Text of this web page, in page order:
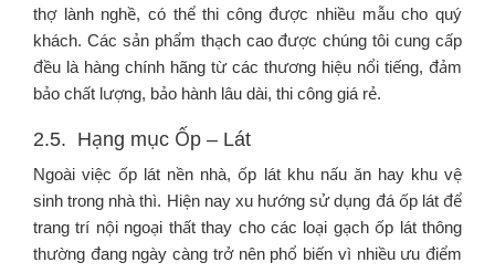
thợ lành nghề, có thể thi công được nhiều mẫu cho quý
khách. Các sản phẩm thạch cao được chúng tôi cung cấp
đều là hàng chính hãng từ các thương hiệu nổi tiếng, đảm
bảo chất lượng, bảo hành lâu dài, thi công giá rẻ.
2.5. Hạng mục Ốp – Lát
Ngoài việc ốp lát nền nhà, ốp lát khu nấu ăn hay khu vệ
sinh trong nhà thì. Hiện nay xu hướng sử dụng đá ốp lát để
trang trí nội ngoại thất thay cho các loại gạch ốp lát thông
thường đang ngày càng trở nên phổ biến vì nhiều ưu điểm